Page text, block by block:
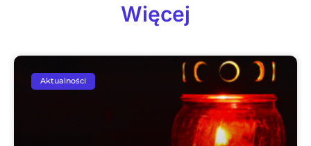
Więcej
Aktualności